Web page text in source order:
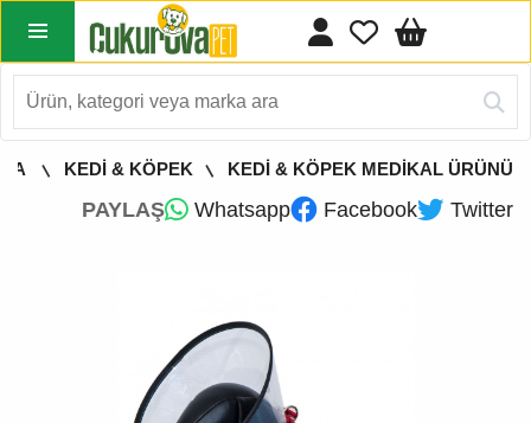
KEDİ & KÖPEK KEDİ & KÖPEK MEDİKAL ÜRÜNÜ
PAYLAŞ Whatsapp Facebook Twitter